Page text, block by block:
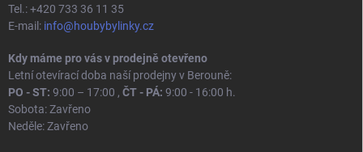
Tel.: +420 733 36 11 35
E-mail: info@houbybylinky.cz
Kdy máme pro vás v prodejně otevřeno
Letní otevírací doba naší prodejny v Berouně:
PO - ST: 9:00 – 17:00 , ČT - PÁ: 9:00 - 16:00 h.
Sobota: Zavřeno
Neděle: Zavřeno